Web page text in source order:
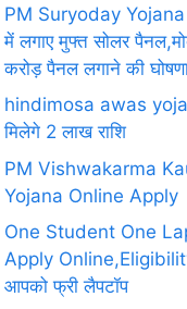
PM Suryoday
में लगाए मुफ्त सोलर
करोड़ पैनल लगाने की
hindimosa awas
मिलेगे 2 लाख राशि
PM Vishwakarma
Yojana Online Apply
One Student One
Apply
आपको फ्री लैपटॉप